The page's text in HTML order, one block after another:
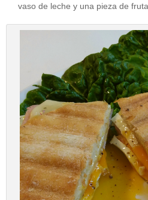
vaso de leche y una pieza de